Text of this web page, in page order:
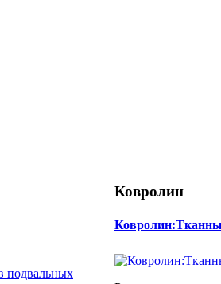
подвальных
Ковролин